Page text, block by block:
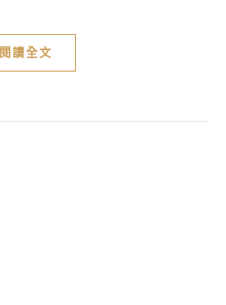
閱讀全文